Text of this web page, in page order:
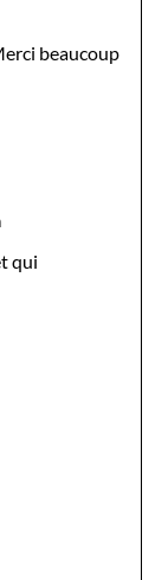
beaucoup
qui